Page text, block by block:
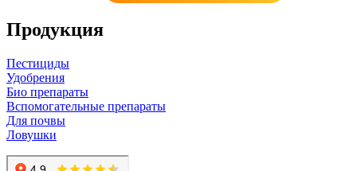
Продукция
Пестициды
Удобрения
Био препараты
Вспомогательные препараты
Для почвы
Ловушки